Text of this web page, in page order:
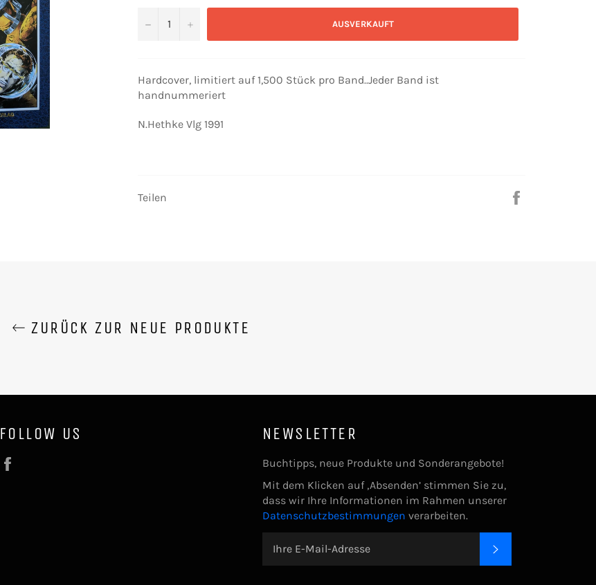
− + AUSVERKAUFT
Hardcover, limitiert auf 1,500 Stück pro Band..Jeder Band ist
handnummeriert
N.Hethke Vlg 1991
Teilen
ZURÜCK ZUR NEUE PRODUKTE
FOLLOW US NEWSLETTER
Buchtipps, neue Produkte und Sonderangebote!
Mit dem Klicken auf ‚Absenden’ stimmen Sie zu,
dass wir Ihre Informationen im Rahmen unserer
Datenschutzbestimmungen verarbeiten.